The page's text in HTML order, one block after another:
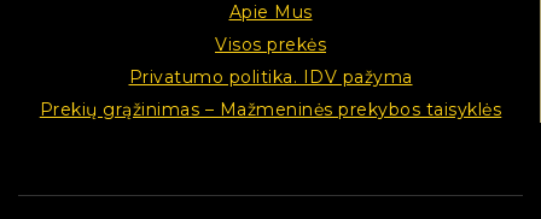
Apie Mus
Visos prekės
Privatumo politika. IDV pažyma
Prekių grąžinimas – Mažmeninės prekybos taisyklės